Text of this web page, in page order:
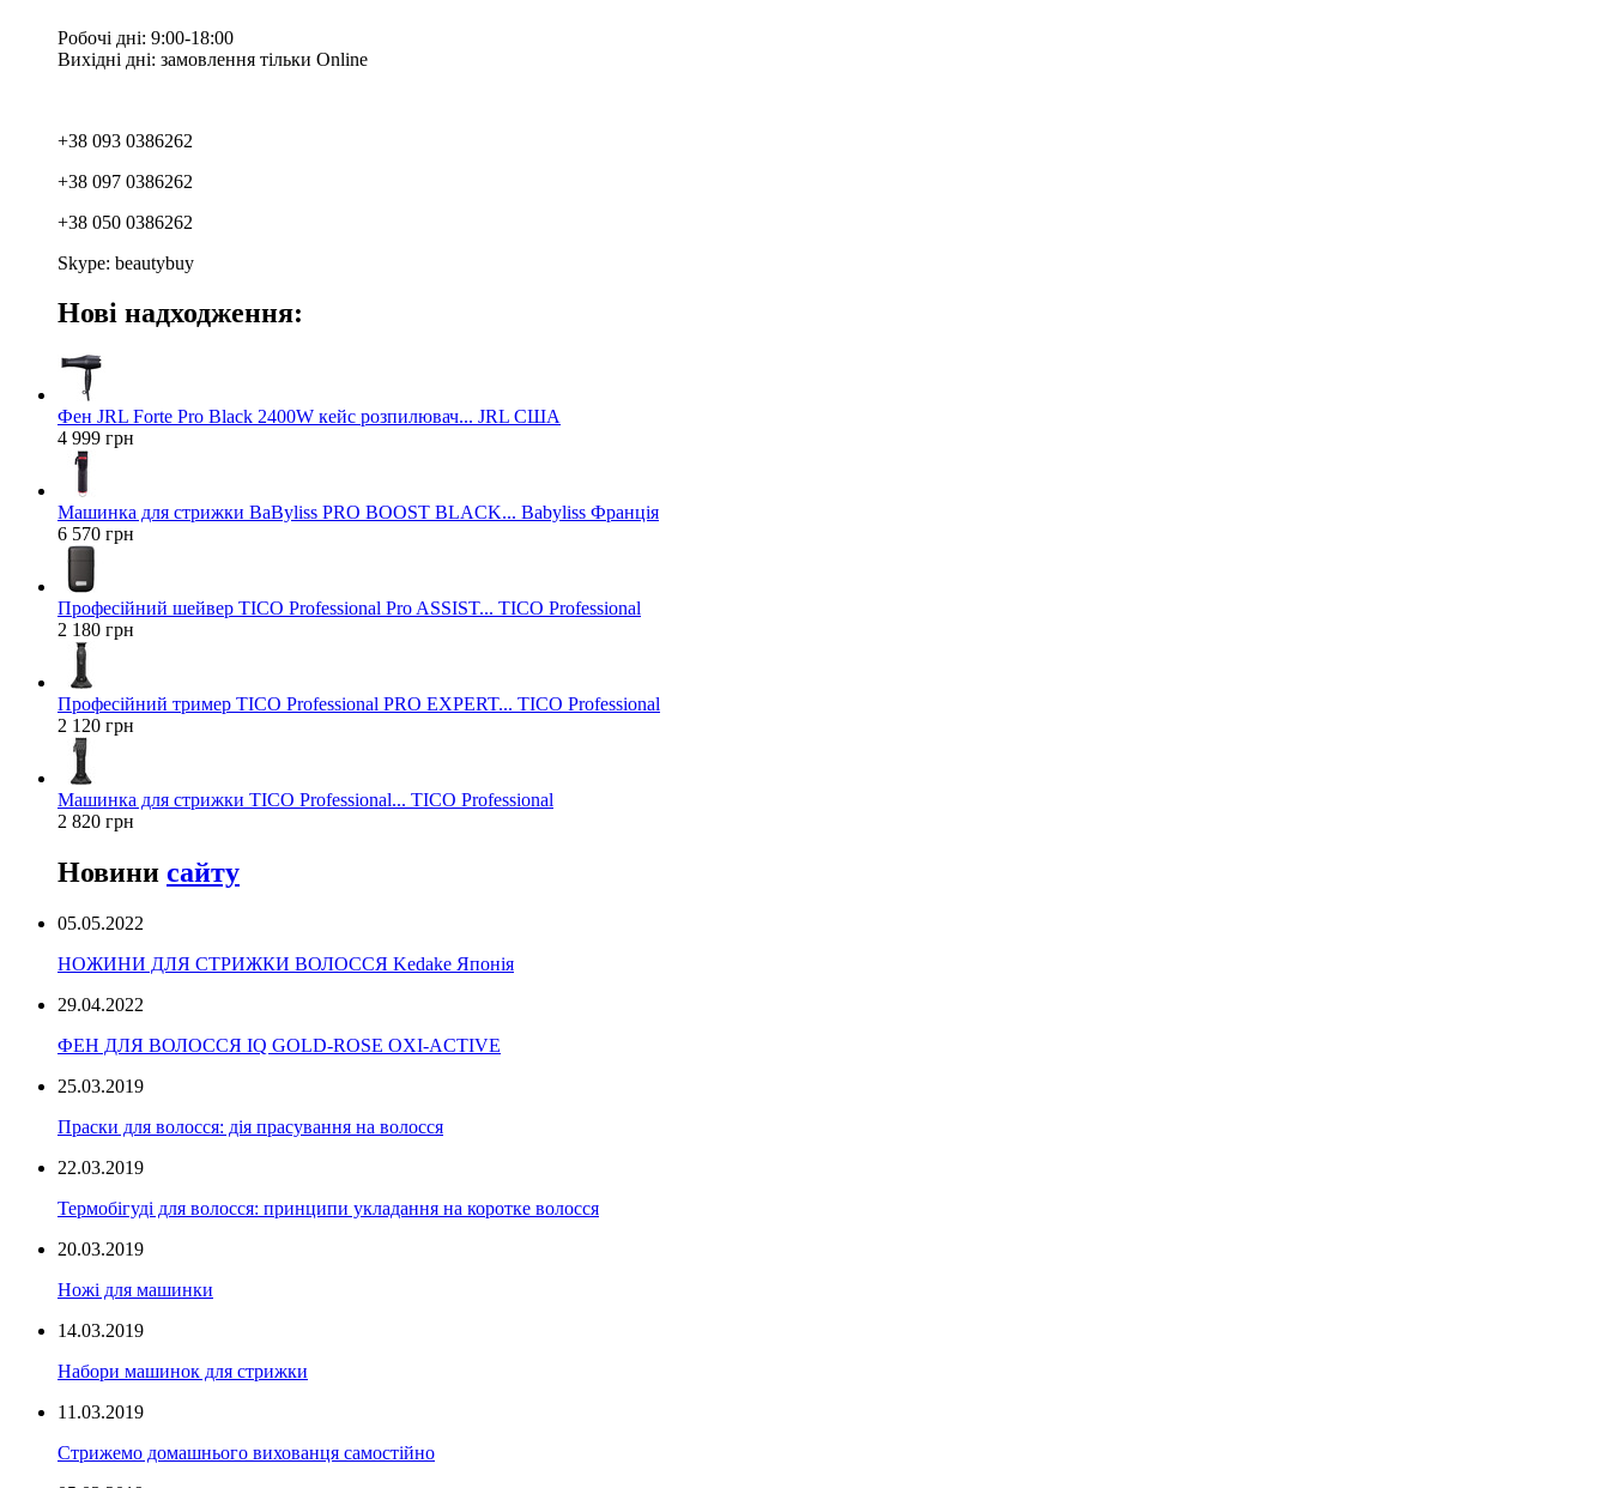
Робочі дні: 9:00-18:00
Вихідні дні: замовлення тільки Online
+38 093 0386262
+38 097 0386262
+38 050 0386262
Skype: beautybuy
Нові надходження:
Фен JRL Forte Pro Black 2400W кейс розпилювач... JRL США
4 999 грн
Машинка для стрижки BaByliss PRO BOOST BLACK... Babyliss Франція
6 570 грн
Професійний шейвер TICO Professional Pro ASSIST... TICO Professional
2 180 грн
Професійний тример TICO Professional PRO EXPERT... TICO Professional
2 120 грн
Машинка для стрижки TICO Professional... TICO Professional
2 820 грн
Новини сайту
05.05.2022
НОЖИНИ ДЛЯ СТРИЖКИ ВОЛОССЯ Kedake Японія
29.04.2022
ФЕН ДЛЯ ВОЛОССЯ IQ GOLD-ROSE OXI-ACTIVE
25.03.2019
Праски для волосся: дія прасування на волосся
22.03.2019
Термобігуді для волосся: принципи укладання на коротке волосся
20.03.2019
Ножі для машинки
14.03.2019
Набори машинок для стрижки
11.03.2019
Стрижемо домашнього вихованця самостійно